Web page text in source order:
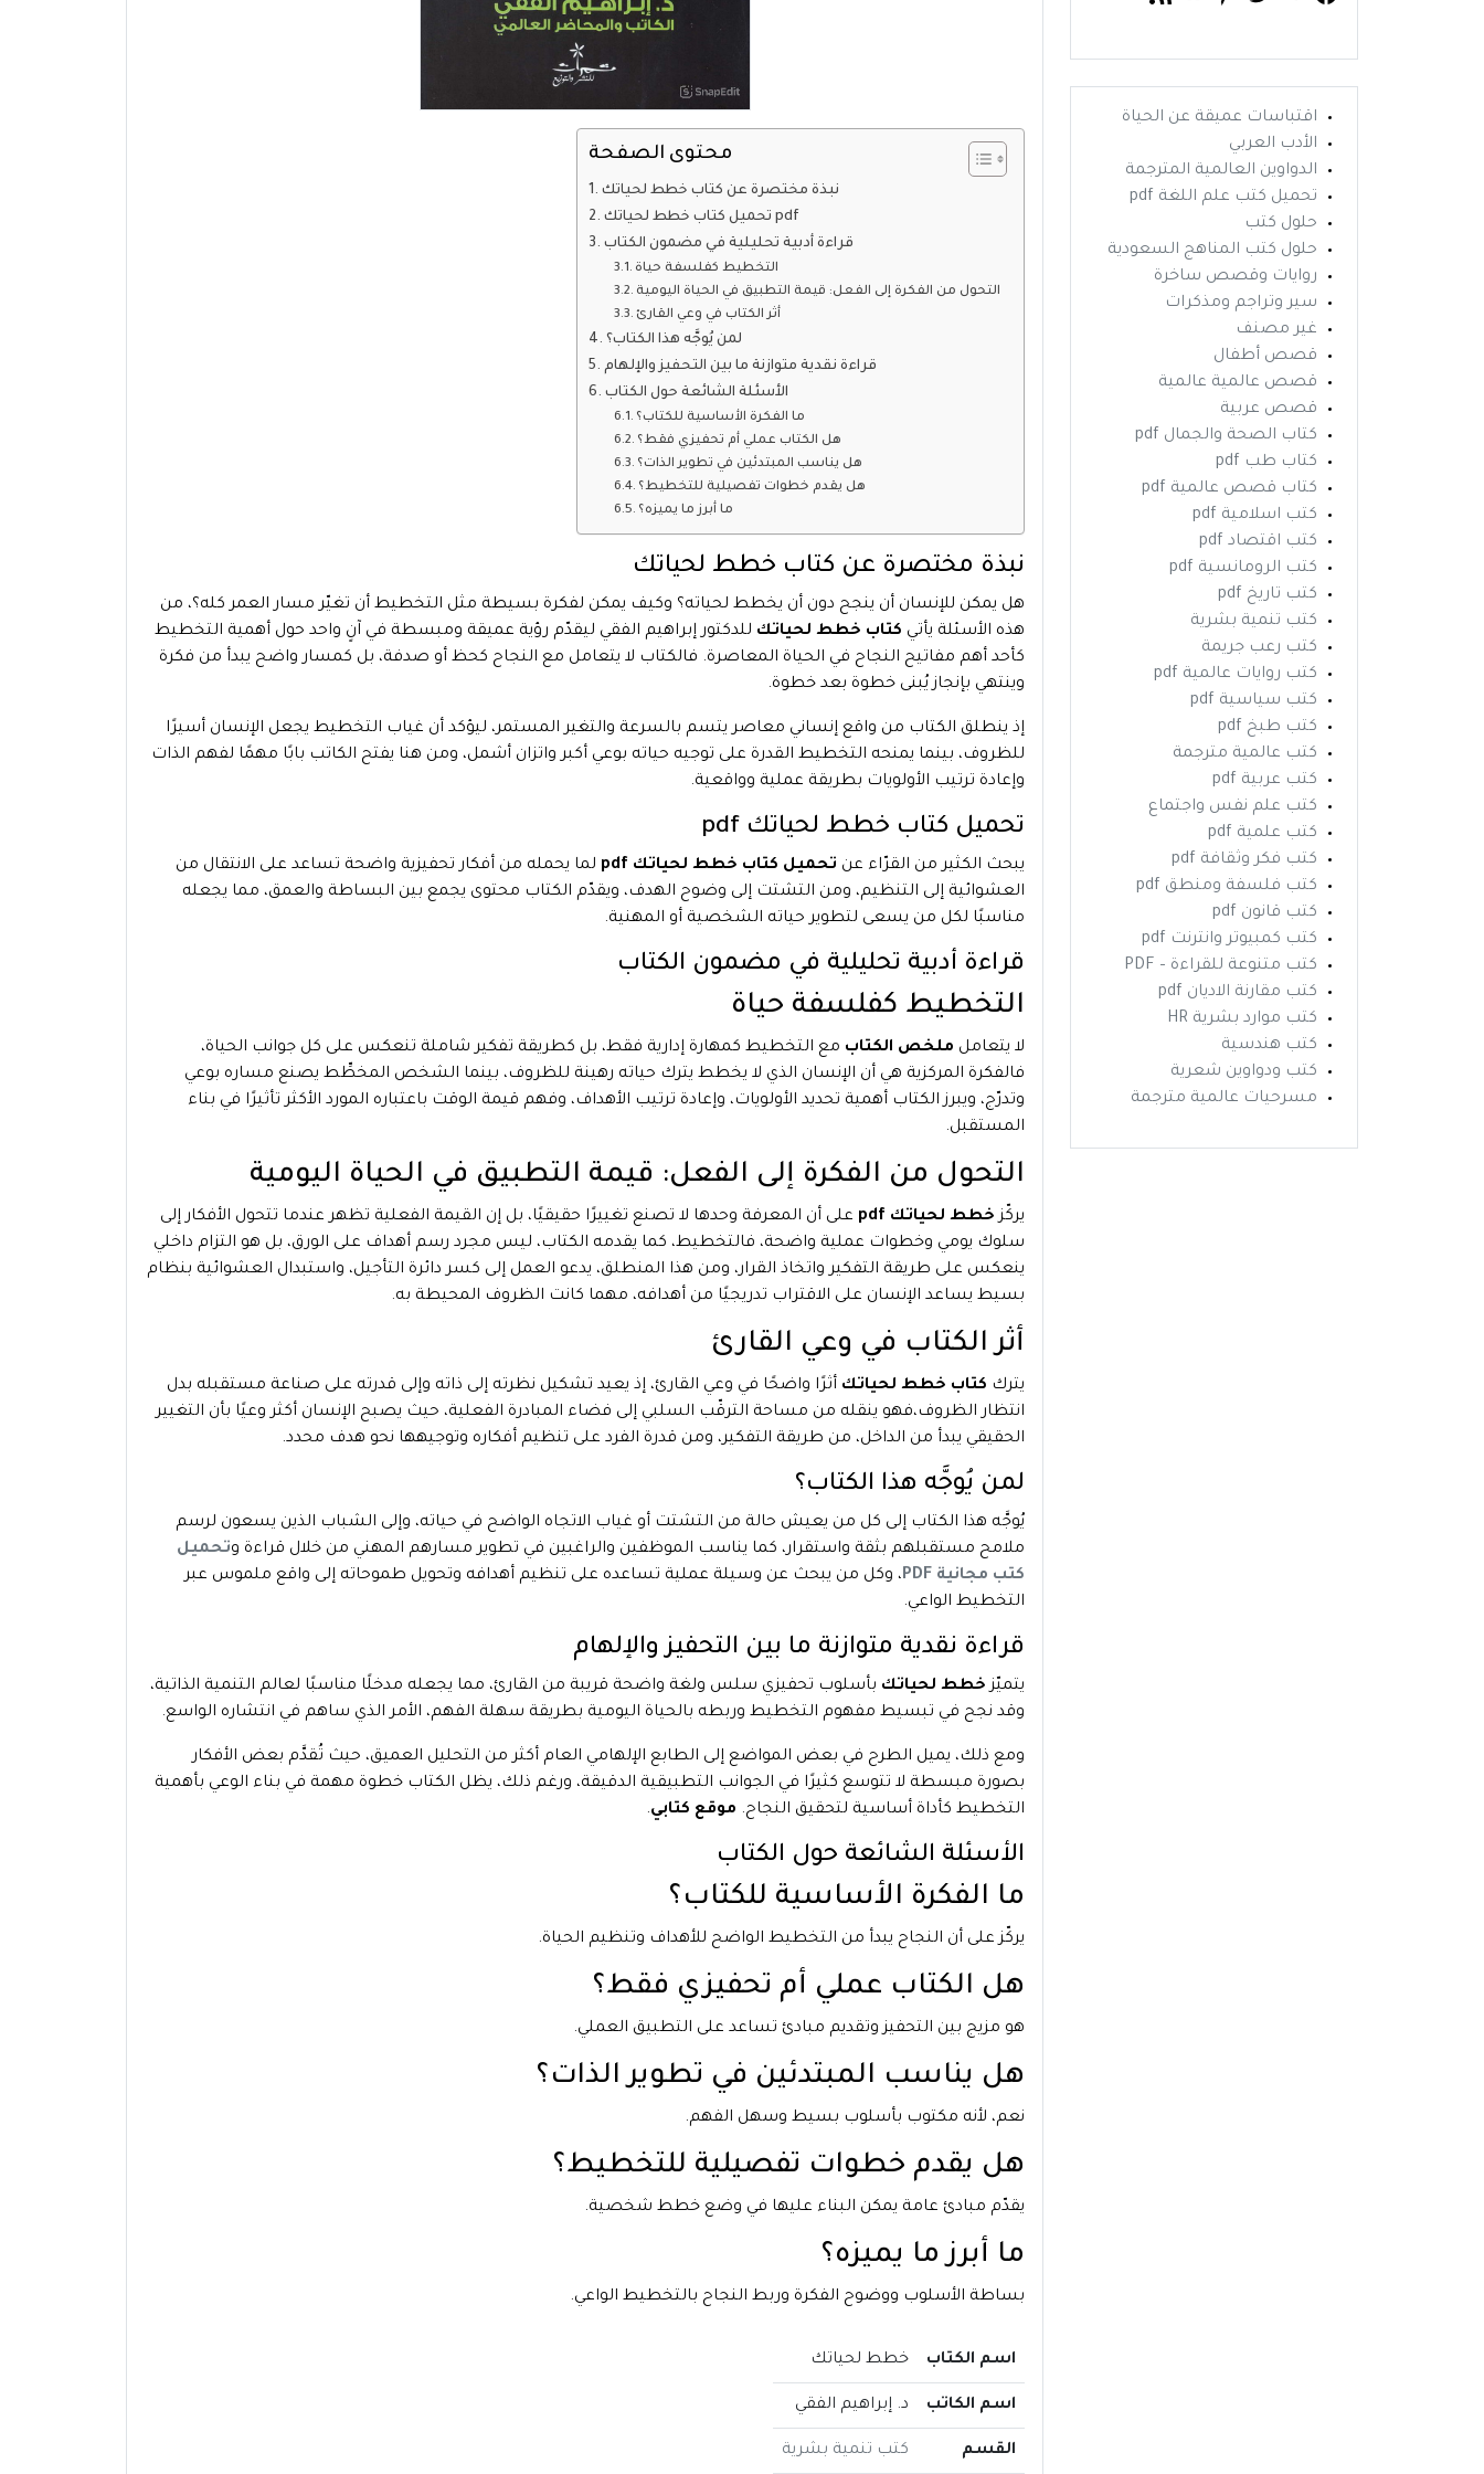
محتوى الصفحة
نبذة مختصرة عن كتاب خطط لحياتك
تحميل كتاب خطط لحياتك pdf
قراءة أدبية تحليلية في مضمون الكتاب
التخطيط كفلسفة حياة
التحول من الفكرة إلى الفعل: قيمة التطبيق في الحياة اليومية
أثر الكتاب في وعي القارئ
لمن يُوجَّه هذا الكتاب؟
قراءة نقدية متوازنة ما بين التحفيز والإلهام
الأسئلة الشائعة حول الكتاب
ما الفكرة الأساسية للكتاب؟
هل الكتاب عملي أم تحفيزي فقط؟
هل يناسب المبتدئين في تطوير الذات؟
هل يقدم خطوات تفصيلية للتخطيط؟
ما أبرز ما يميزه؟
نبذة مختصرة عن كتاب خطط لحياتك
هل يمكن للإنسان أن ينجح دون أن يخطط لحياته؟ وكيف يمكن لفكرة بسيطة مثل التخطيط أن تغيّر مسار العمر كله؟، من
هذه الأسئلة يأتي كتاب خطط لحياتك للدكتور إبراهيم الفقي ليقدّم رؤية عميقة ومبسطة في آنٍ واحد حول أهمية التخطيط
كأحد أهم مفاتيح النجاح في الحياة المعاصرة. فالكتاب لا يتعامل مع النجاح كحظ أو صدفة، بل كمسار واضح يبدأ من فكرة
وينتهي بإنجاز يُبنى خطوة بعد خطوة.
إذ ينطلق الكتاب من واقع إنساني معاصر يتسم بالسرعة والتغير المستمر، ليؤكد أن غياب التخطيط يجعل الإنسان أسيرًا
للظروف، بينما يمنحه التخطيط القدرة على توجيه حياته بوعي أكبر واتزان أشمل، ومن هنا يفتح الكاتب بابًا مهمًا لفهم الذات
وإعادة ترتيب الأولويات بطريقة عملية وواقعية.
تحميل كتاب خطط لحياتك pdf
يبحث الكثير من القرّاء عن تحميل كتاب خطط لحياتك pdf
لما يحمله من أفكار تحفيزية واضحة تساعد على الانتقال من
العشوائية إلى التنظيم، ومن التشتت إلى وضوح الهدف، ويقدّم الكتاب محتوى يجمع بين البساطة والعمق، مما يجعله
مناسبًا لكل من يسعى لتطوير حياته الشخصية أو المهنية.
قراءة أدبية تحليلية في مضمون الكتاب
التخطيط كفلسفة حياة
لا يتعامل ملخص الكتاب مع التخطيط كمهارة إدارية فقط، بل كطريقة تفكير شاملة تنعكس على كل جوانب الحياة،
فالفكرة المركزية هي أن الإنسان الذي لا يخطط يترك حياته رهينة للظروف، بينما الشخص المخطِّط يصنع مساره بوعي
وتدرّج، ويبرز الكتاب أهمية تحديد الأولويات، وإعادة ترتيب الأهداف، وفهم قيمة الوقت باعتباره المورد الأكثر تأثيرًا في بناء
المستقبل.
التحول من الفكرة إلى الفعل: قيمة التطبيق في الحياة اليومية
يركّزخطط لحياتك pdf
على أن المعرفة وحدها لا تصنع تغييرًا حقيقيًا، بل إن القيمة الفعلية تظهر عندما تتحول الأفكار إلى
سلوك يومي وخطوات عملية واضحة، فالتخطيط، كما يقدمه الكتاب، ليس مجرد رسم أهداف على الورق، بل هو التزام داخلي
ينعكس على طريقة التفكير واتخاذ القرار، ومن هذا المنطلق، يدعو العمل إلى كسر دائرة التأجيل، واستبدال العشوائية بنظام
بسيط يساعد الإنسان على الاقتراب تدريجيًا من أهدافه، مهما كانت الظروف المحيطة به.
أثر الكتاب في وعي القارئ
يترك كتاب خطط لحياتك أثرًا واضحًا في وعي القارئ، إذ يعيد تشكيل نظرته إلى ذاته وإلى قدرته على صناعة مستقبله بدل
انتظار الظروف،فهو ينقله من مساحة الترقّب السلبي إلى فضاء المبادرة الفعلية، حيث يصبح الإنسان أكثر وعيًا بأن التغيير
الحقيقي يبدأ من الداخل، من طريقة التفكير، ومن قدرة الفرد على تنظيم أفكاره وتوجيهها نحو هدف محدد.
لمن يُوجَّه هذا الكتاب؟
يُوجَّه هذا الكتاب إلى كل من يعيش حالة من التشتت أو غياب الاتجاه الواضح في حياته، وإلى الشباب الذين يسعون لرسم
ملامح مستقبلهم بثقة واستقرار، كما يناسب الموظفين والراغبين في تطوير مسارهم المهني من خلال قراءة وتحميل
كتب مجانية PDF
، وكل من يبحث عن وسيلة عملية تساعده على تنظيم أهدافه وتحويل طموحاته إلى واقع ملموس عبر
التخطيط الواعي.
قراءة نقدية متوازنة ما بين التحفيز والإلهام
يتميّزخطط لحياتك بأسلوب تحفيزي سلس ولغة واضحة قريبة من القارئ، مما يجعله مدخلًا مناسبًا لعالم التنمية الذاتية،
وقد نجح في تبسيط مفهوم التخطيط وربطه بالحياة اليومية بطريقة سهلة الفهم، الأمر الذي ساهم في انتشاره الواسع.
ومع ذلك، يميل الطرح في بعض المواضع إلى الطابع الإلهامي العام أكثر من التحليل العميق، حيث تُقدَّم بعض الأفكار
بصورة مبسطة لا تتوسع كثيرًا في الجوانب التطبيقية الدقيقة، ورغم ذلك، يظل الكتاب خطوة مهمة في بناء الوعي بأهمية
التخطيط كأداة أساسية لتحقيق النجاح. موقع كتابي.
الأسئلة الشائعة حول الكتاب
ما الفكرة الأساسية للكتاب؟
يركّز على أن النجاح يبدأ من التخطيط الواضح للأهداف وتنظيم الحياة.
هل الكتاب عملي أم تحفيزي فقط؟
هو مزيج بين التحفيز وتقديم مبادئ تساعد على التطبيق العملي.
هل يناسب المبتدئين في تطوير الذات؟
نعم، لأنه مكتوب بأسلوب بسيط وسهل الفهم.
هل يقدم خطوات تفصيلية للتخطيط؟
يقدّم مبادئ عامة يمكن البناء عليها في وضع خطط شخصية.
ما أبرز ما يميزه؟
بساطة الأسلوب ووضوح الفكرة وربط النجاح بالتخطيط الواعي.
اسم الكتاب خطط لحياتك
اسم الكاتب د. إبراهيم الفقي
القسم كتب تنمية بشرية
اقتباسات عميقة عن الحياة
الأدب العربي
الدواوين العالمية المترجمة
تحميل كتب علم اللغة pdf
حلول كتب
حلول كتب المناهج السعودية
روايات وقصص ساخرة
سير وتراجم ومذكرات
غير مصنف
قصص أطفال
قصص عالمية عالمية
قصص عربية
كتاب الصحة والجمال pdf
كتاب طب pdf
كتاب قصص عالمية pdf
كتب اسلامية pdf
كتب اقتصاد pdf
كتب الرومانسية pdf
كتب تاريخ pdf
كتب تنمية بشرية
كتب رعب جريمة
كتب روايات عالمية pdf
كتب سياسية pdf
كتب طبخ pdf
كتب عالمية مترجمة
كتب عربية pdf
كتب علم نفس واجتماع
كتب علمية pdf
كتب فكر وثقافة pdf
كتب فلسفة ومنطق pdf
كتب قانون pdf
كتب كمبيوتر وانترنت pdf
كتب متنوعة للقراءة – PDF
كتب مقارنة الاديان pdf
كتب موارد بشرية HR
كتب هندسية
كتب ودواوين شعرية
مسرحيات عالمية مترجمة